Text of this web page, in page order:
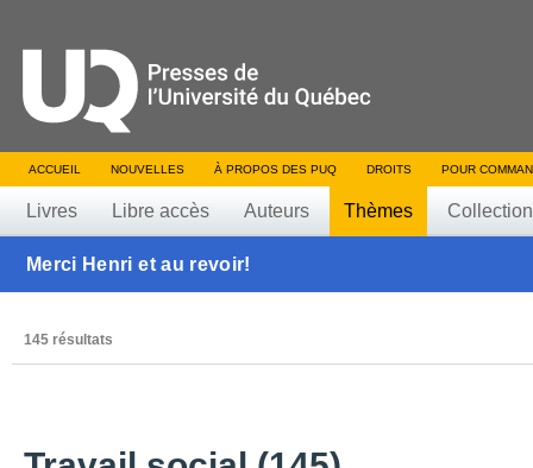
ACCUEIL NOUVELLES À PROPOS DES PUQ DROITS POUR
Livres Libre accès Auteurs Thèmes
Merci Henri et au revoir!
145 résultats